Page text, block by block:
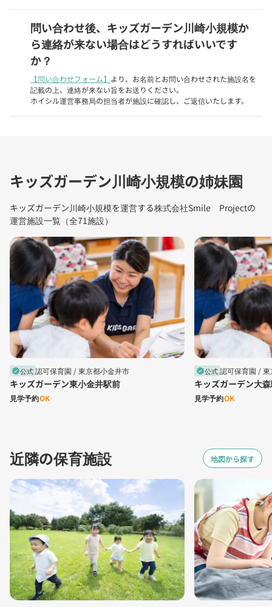
問い合わせ後、キッズガーデン川崎小規模か
ら連絡が来ない場合はどうすればいいです
か？
【問い合わせフォーム】 より、お名前とお問い合わせされた施設名を
記載の上、連絡が来ない旨をお送りください。
ホイシル運営事務局の担当者が施設に確認し、ご返信いたします。
キッズガーデン川崎小規模の姉妹園
キッズガーデン川崎小規模を運営する株式会社Smile Projectの
運営施設一覧（全71施設）
verified公式認可保育園 /東京都小金井市
キッズガーデン東小金井駅前
見学予約OK
verified公式認可保育園 /東
キッズガーデン大
見学予約OK
近隣の保育施設 地図から探す